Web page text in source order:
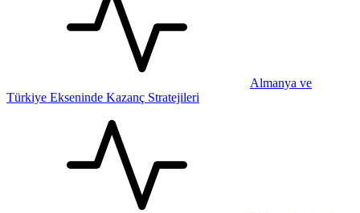
Almanya ve
Türkiye Ekseninde Kazanç Stratejileri